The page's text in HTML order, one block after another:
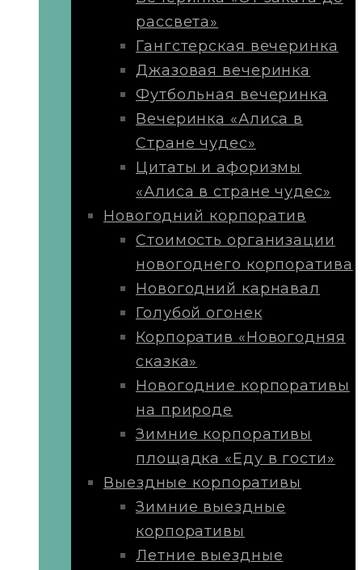
рассвета»
Гангстерская вечеринка
Джазовая вечеринка
Футбольная вечеринка
Вечеринка «Алиса в
Стране чудес»
Цитаты и афоризмы
«Алиса в стране чудес»
Новогодний корпоратив
Стоимость организации
новогоднего корпоратива
Новогодний карнавал
Голубой огонек
Корпоратив «Новогодняя
сказка»
Новогодние корпоративы
на природе
Зимние корпоративы
площадка «Еду в гости»
Выездные корпоративы
Зимние выездные
корпоративы
Летние выездные